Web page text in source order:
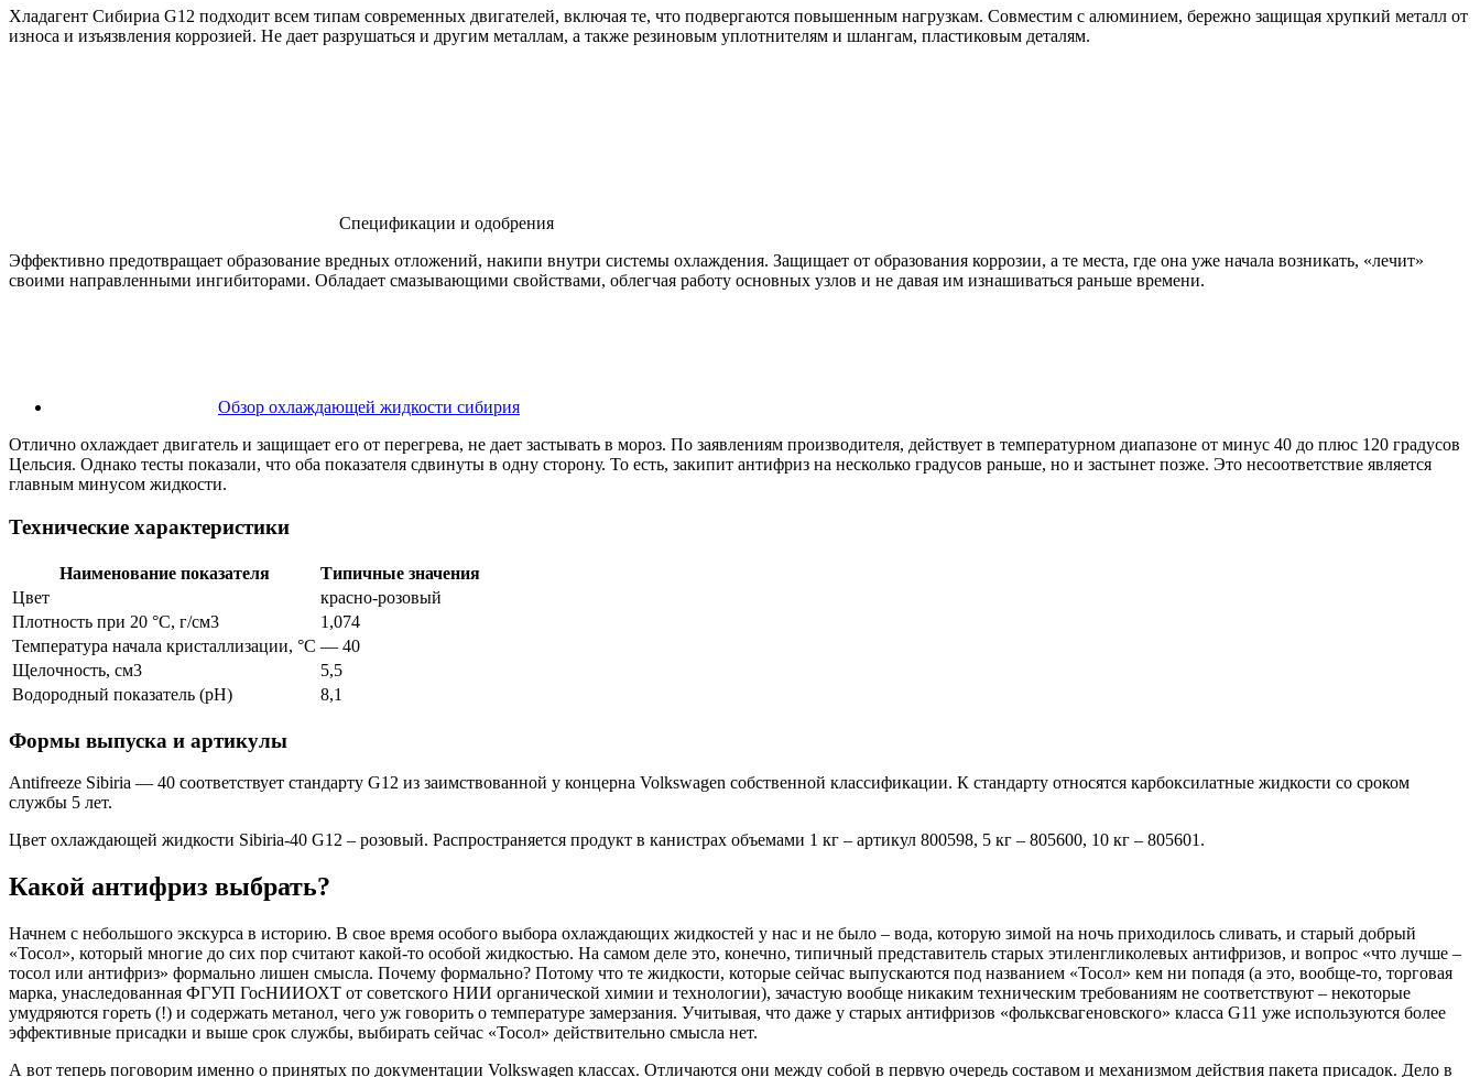
Хладагент Сибириа G12 подходит всем типам современных двигателей, включая те, что подвергаются повышенным нагрузкам. Совместим с алюминием, бережно защищая хрупкий металл от
износа и изъязвления коррозией. Не дает разрушаться и другим металлам, а также резиновым уплотнителям и шлангам, пластиковым деталям.
Спецификации и одобрения
Эффективно предотвращает образование вредных отложений, накипи внутри системы охлаждения. Защищает от образования коррозии, а те места, где она уже начала возникать, «лечит»
своими направленными ингибиторами. Обладает смазывающими свойствами, облегчая работу основных узлов и не давая им изнашиваться раньше времени.
Обзор охлаждающей жидкости сибирия
Отлично охлаждает двигатель и защищает его от перегрева, не дает застывать в мороз. По заявлениям производителя, действует в температурном диапазоне от минус 40 до плюс 120 градусов
Цельсия. Однако тесты показали, что оба показателя сдвинуты в одну сторону. То есть, закипит антифриз на несколько градусов раньше, но и застынет позже. Это несоответствие является
главным минусом жидкости.
Технические характеристики
Наименование показателя
Типичные значения
Цвет
красно-розовый
Плотность при 20 °C, г/см3
1,074
Температура начала кристаллизации, °C — 40
Щелочность, см3
5,5
Водородный показатель (рН)
8,1
Формы выпуска и артикулы
Antifreeze Sibiria — 40 соответствует стандарту G12 из заимствованной у концерна Volkswagen собственной классификации. К стандарту относятся карбоксилатные жидкости со сроком
службы 5 лет.
Цвет охлаждающей жидкости Sibiria-40 G12 – розовый. Распространяется продукт в канистрах объемами 1 кг – артикул 800598, 5 кг – 805600, 10 кг – 805601.
Какой антифриз выбрать?
Начнем с небольшого экскурса в историю. В свое время особого выбора охлаждающих жидкостей у нас и не было – вода, которую зимой на ночь приходилось сливать, и старый добрый
«Тосол», который многие до сих пор считают какой-то особой жидкостью. На самом деле это, конечно, типичный представитель старых этиленгликолевых антифризов, и вопрос «что лучше –
тосол или антифриз» формально лишен смысла. Почему формально? Потому что те жидкости, которые сейчас выпускаются под названием «Тосол» кем ни попадя (а это, вообще-то, торговая
марка, унаследованная ФГУП ГосНИИОХТ от советского НИИ органической химии и технологии), зачастую вообще никаким техническим требованиям не соответствуют – некоторые
умудряются гореть (!) и содержать метанол, чего уж говорить о температуре замерзания. Учитывая, что даже у старых антифризов «фольксвагеновского» класса G11 уже используются более
эффективные присадки и выше срок службы, выбирать сейчас «Тосол» действительно смысла нет.
А вот теперь поговорим именно о принятых по документации Volkswagen классах. Отличаются они между собой в первую очередь составом и механизмом действия пакета присадок. Дело в